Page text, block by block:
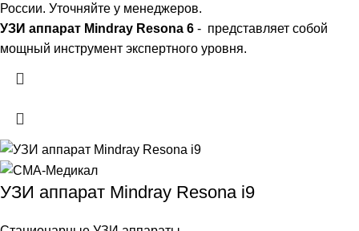
России. Уточняйте у менеджеров.
УЗИ аппарат Mindray Resona 6 - представляет собой
мощный инструмент экспертного уровня.
УЗИ аппарат Mindray Resona i9